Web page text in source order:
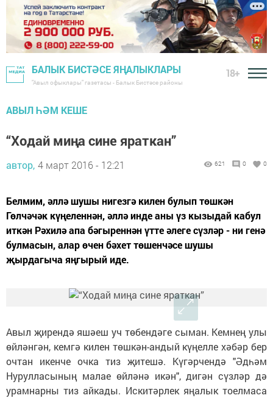
БАЛЫК БИСТӘСЕ ЯҢАЛЫКЛАРЫ
"Авыл офыклары" газетасы - Балык Бистәсе районы
18+
АВЫЛ ҺӘМ КЕШЕ
“Ходай миңа сине яраткан”
автор, 4 март 2016 - 12:21 621 0 0
Белмим, әллә шушы нигезгә килен булып төшкән
Гөлчәчәк күңеленнән, әллә инде аны үз кызыдай кабул
иткән Рәхилә апа бәгыреннән үтте әлеге сүзләр - ни генә
булмасын, алар өчен бәхет төшенчәсе шушы
җырдагыча яңгырый иде.
Авыл җирендә яшәеш уч төбендәге сыман. Кемнең улы
өйләнгән, кемгә килен төшкән-андый күңелле хәбәр бер
очтан икенче очка тиз җитешә. Күгәрчендә "Әдһәм
Нурулласының малае өйләнә икән", дигән сүзләр дә
урамнарны тиз айкады. Искитәрлек яңалык тоелмаса